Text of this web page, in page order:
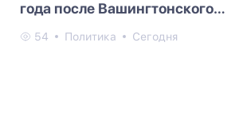
года после Вашингтонского
саммита
54 Политика Сегодня